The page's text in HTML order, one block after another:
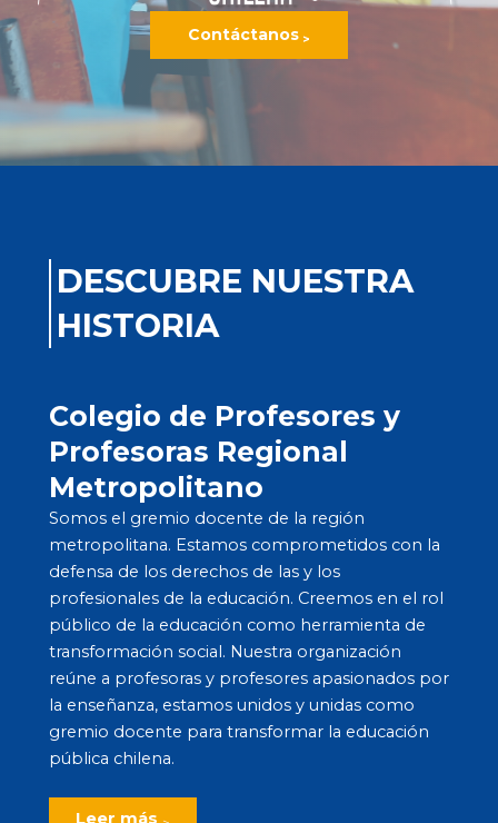
Contáctanos >
DESCUBRE NUESTRA
HISTORIA
Colegio de Profesores y
Profesoras Regional
Metropolitano
Somos el gremio docente de la región
metropolitana. Estamos comprometidos con la
defensa de los derechos de las y los
profesionales de la educación. Creemos en el rol
público de la educación como herramienta de
transformación social. Nuestra organización
reúne a profesoras y profesores apasionados por
la enseñanza, estamos unidos y unidas como
gremio docente para transformar la educación
pública chilena.
Leer más